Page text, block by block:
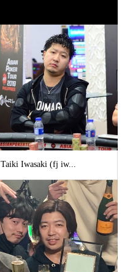
Taiki Iwasaki (fj iw...